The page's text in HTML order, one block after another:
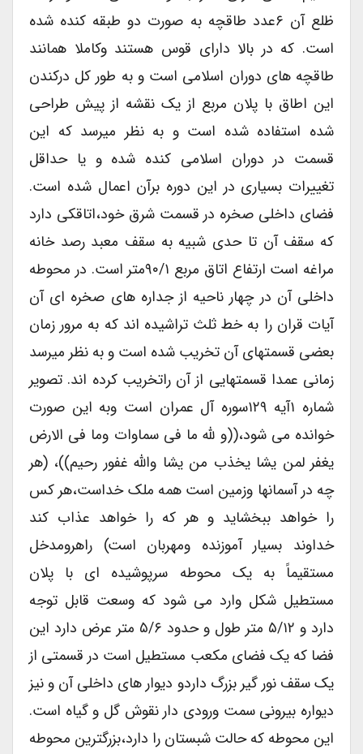
ظلع آن ۶عدد طاقچه به صورت دو طبقه کنده شده
است. که در بالا دارای قوس هستند وکاملا همانند
طاقچه های دوران اسلامی است و به طور کل درکندن
این اطاق با پلان مربع از یک نقشه از پیش طراحی
شده استفاده شده است و به نظر میرسد که این
قسمت در دوران اسلامی کنده شده و یا حداقل
تغییرات بسیاری در این دوره برآن اعمال شده است.
فضای داخلی صخره در قسمت شرق خود،اتاقکی دارد
که سقف آن تا حدی شبیه به سقف معبد رصد خانه
مراغه است ارتفاع اتاق مربع ۹۰/۱متر است. در محوطه
داخلی آن در چهار ناحیه از جداره های صخره ای آن
آیات قران را به خط ثلث تراشیده اند که به مرور زمان
بعضی قسمتهای آن تخریب شده است و به نظر میرسد
زمانی عمدا قسمتهایی از آن راتخریب کرده اند. تصویر
شماره ۱آیه ۱۲۹سوره آل عمران است وبه این صورت
خوانده می شود،((و لله ما فی سماوات وما فی الارض
یغفر لمن یشا یخذب من یشا والله غفور رحیم))، (هر
چه در آسمانها وزمین است همه ملک خداست،هر کس
را خواهد ببخشاید و هر که را خواهد عذاب کند
خداوند بسیار آموزنده ومهربان است) راهرومدخل
مستقیماً به یک محوطه سرپوشیده ای با پلان
مستطیل شکل وارد می شود که وسعت قابل توجه
دارد و ۵/۱۲ متر طول و حدود ۵/۶ متر عرض دارد این
فضا که یک فضای مکعب مستطیل است در قسمتی از
یک سقف نور گیر بزرگ داردو دیوار های داخلی آن و نیز
دیواره بیرونی سمت ورودی دار نقوش گل و گیاه است.
این محوطه که حالت شبستان را دارد،بزرگترین محوطه